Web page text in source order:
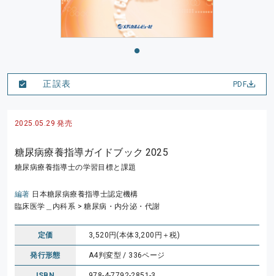
正誤表 PDF
2025.05.29 発売
糖尿病療養指導ガイドブック 2025
糖尿病療養指導士の学習目標と課題
編著 日本糖尿病療養指導士認定機構
臨床医学＿内科系 > 糖尿病・内分泌・代謝
定価 3,520円(本体3,200円＋税)
発行形態 A4判変型 / 336ページ